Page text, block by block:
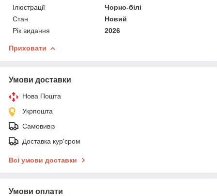
Ілюстрації
Чорно-білі
Стан
Новий
Рік видання
2026
Приховати
Умови доставки
Нова Пошта
Укрпошта
Самовивіз
Доставка кур'єром
Всі умови доставки
Умови оплати